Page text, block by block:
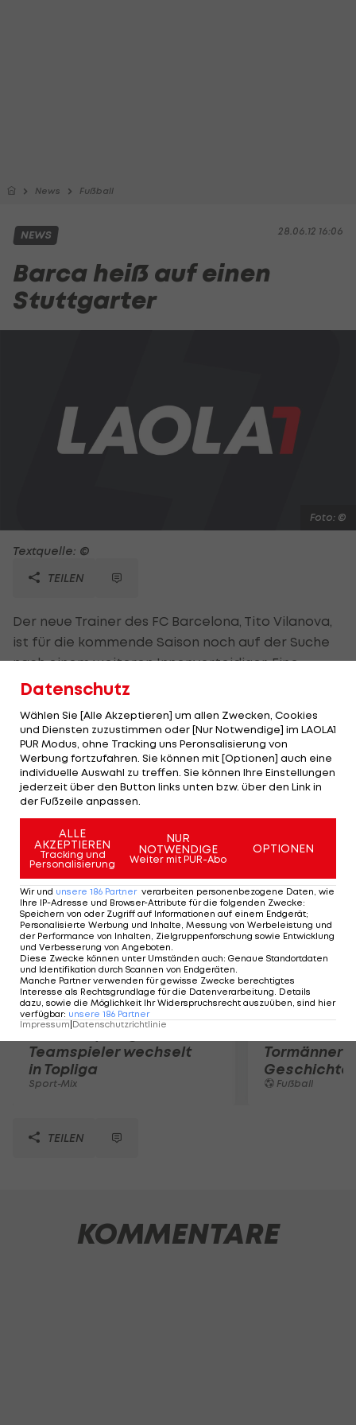
News Fußball
28.06.12 16:06
NEWS
Barca heiß auf einen
Stuttgarter
Foto: ©
Textquelle: ©
TEILEN
Der neue Trainer des FC Barcelona, Tito Vilanova,
ist für die kommende Saison noch auf der Suche
nach einem weiteren Innenverteidiger. Eine
Option ist dabei Serdar Tasci. Laut Informationen
des VfB Stuttgart auf dem Wunschzettel der
Katalanen. Der 25-Jährige hat beim VfB noch
Vertrag bis 2014, soll die Schwaben aber für eine
festgeschriebene Ablösesumme von etwa zehn
Millionen Euro verlassen könnnen.
Mehr zum Thema
Karrieresprung! ÖVV-
Teamspieler wechselt
in Topliga
Sport-Mix
Tormänner
Geschichte
Fußball
TEILEN
KOMMENTARE
Datenschutz
Wählen Sie [Alle Akzeptieren] um allen Zwecken, Cookies
und Diensten zuzustimmen oder [Nur Notwendige] im LAOLA1
PUR Modus, ohne Tracking uns Peronsalisierung von
Werbung fortzufahren. Sie können mit [Optionen] auch eine
individuelle Auswahl zu treffen. Sie können Ihre Einstellungen
jederzeit über den Button links unten bzw. über den Link in
der Fußzeile anpassen.
ALLE
AKZEPTIEREN
Tracking und
Personalisierung
NUR
NOTWENDIGE
Weiter mit PUR-Abo
OPTIONEN
Wir und unsere 186 Partner verarbeiten personenbezogene Daten, wie
Ihre IP-Adresse und Browser-Attribute für die folgenden Zwecke:
Speichern von oder Zugriff auf Informationen auf einem Endgerät;
Personalisierte Werbung und Inhalte, Messung von Werbeleistung und
der Performance von Inhalten, Zielgruppenforschung sowie Entwicklung
und Verbesserung von Angeboten.
Diese Zwecke können unter Umständen auch: Genaue Standortdaten
und Identifikation durch Scannen von Endgeräten.
Manche Partner verwenden für gewisse Zwecke berechtigtes
Interesse als Rechtsgrundlage für die Datenverarbeitung. Details
dazu, sowie die Möglichkeit Ihr Widerspruchsrecht auszuüben, sind hier
verfügbar: unsere 186 Partner
Impressum Datenschutzrichtlinie